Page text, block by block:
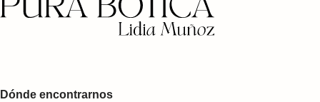
Dónde encontrarnos